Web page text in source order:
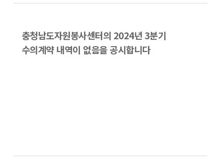
충청남도자원봉사센터의 2024년 3분기
수의계약 내역이 없음을 공시합니다